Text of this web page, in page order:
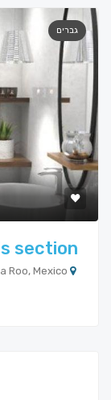
גברים
section